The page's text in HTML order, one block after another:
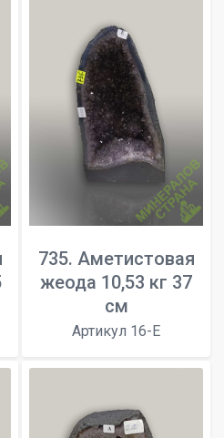
735. Аметистовая
жеода 10,53 кг 37
см
Артикул 16-E